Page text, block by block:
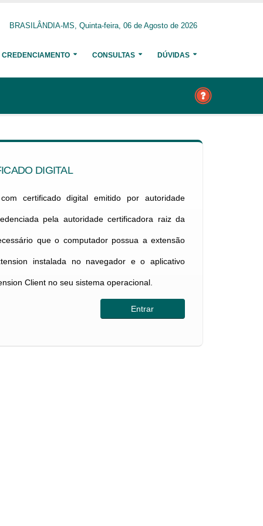
BRASILÂNDIA-MS, Quinta-feira, 06 de Agosto de 2026
CREDENCIAMENTO CONSULTAS DÚVIDAS
DIGITAL
certificado digital emitido por autoridade
pela autoridade certificadora raiz da
que o computador possua a extensão
instalada no navegador e o aplicativo
Client no seu sistema operacional.